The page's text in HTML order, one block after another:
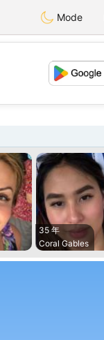
Mode
35 年
Coral Gables